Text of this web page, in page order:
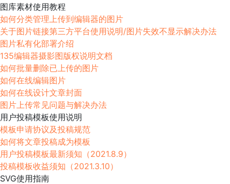
图库素材使用教程
如何分类管理上传到编辑器的图片
关于图片链接第三方平台使用说明/图片失效不显示解决办法
图片私有化部署介绍
135编辑器摄影图版权说明文档
如何批量删除已上传的图片
如何在线编辑图片
如何在线设计文章封面
图片上传常见问题与解决办法
用户投稿模板使用说明
模板申请协议及投稿规范
如何将文章投稿成为模板
用户投稿模板最新须知（2021.8.9）
投稿模板收益须知（2021.3.10）
SVG使用指南